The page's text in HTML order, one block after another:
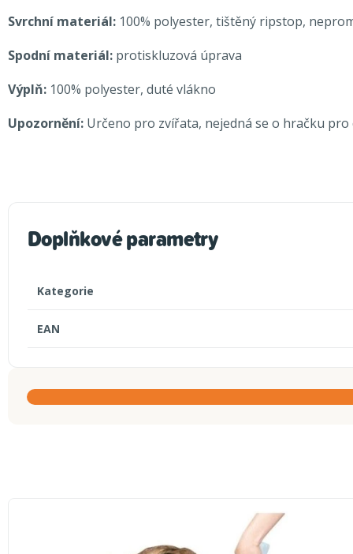
Svrchní materiál: 100% polyester, tištěný ripstop,
Spodní materiál: protiskluzová úprava
Výplň: 100% polyester, duté vlákno
Upozornění: Určeno pro zvířata, nejedná se o hračku pro
Doplňkové parametry
Kategorie
EAN